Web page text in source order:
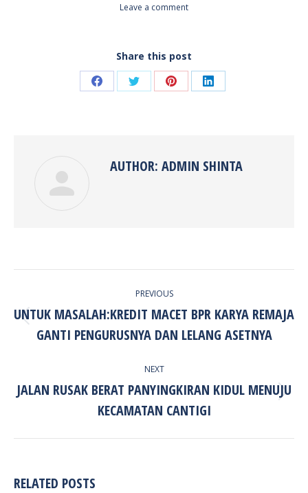
Leave a comment
Share this post
Share Share Share Share
AUTHOR: ADMIN SHINTA
PREVIOUS
Previous
post:
UNTUK MASALAH:KREDIT MACET BPR KARYA REMAJA
GANTI PENGURUSNYA DAN LELANG ASETNYA
NEXT
Next
post:
JALAN RUSAK BERAT PANYINGKIRAN KIDUL MENUJU
KECAMATAN CANTIGI
RELATED POSTS